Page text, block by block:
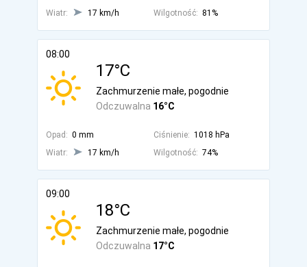
Wiatr: 17 km/h Wilgotność: 81%
08:00
17°C
Odczuwalna 16°C
Zachmurzenie małe, pogodnie
Opad: 0 mm Ciśnienie: 1018 hPa
Wiatr:
17 km/h Wilgotność: 74%
09:00
18°C
Odczuwalna 17°C
Zachmurzenie małe, pogodnie